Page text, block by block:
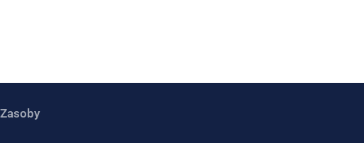
Zasoby